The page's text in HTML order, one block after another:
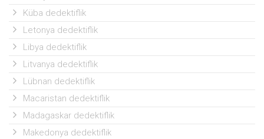
Küba dedektiflik
Letonya dedektiflik
Libya dedektiflik
Litvanya dedektiflik
Lübnan dedektiflik
Macaristan dedektiflik
Madagaskar dedektiflik
Makedonya dedektiflik